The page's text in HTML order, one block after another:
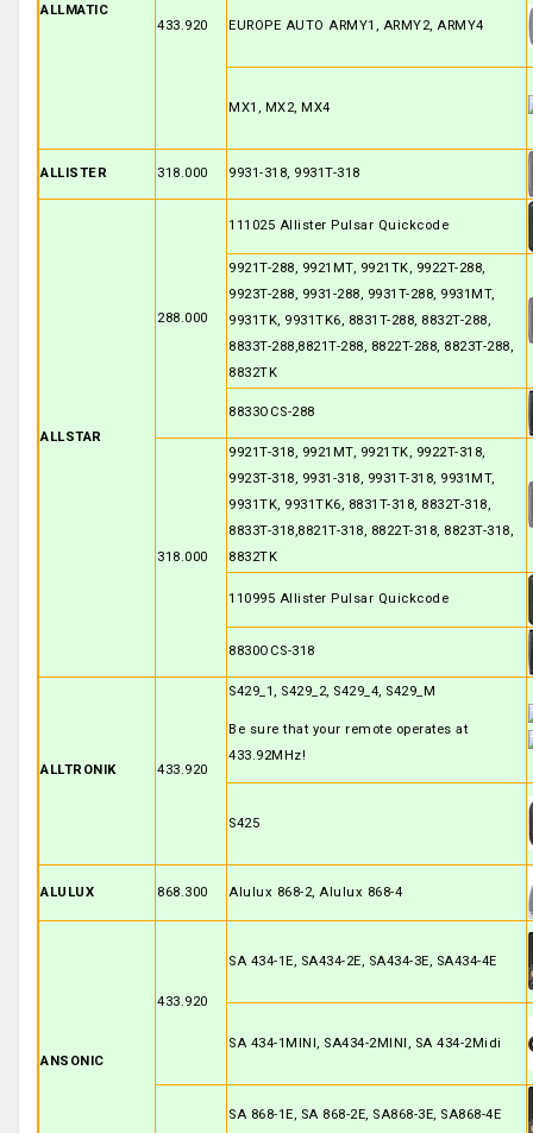
ALLMATIC
433.920 EUROPE AUTO ARMY1, ARMY2, ARMY4
MX1, MX2, MX4
ALLISTER 318.000 9931-318, 9931T-318
ALLSTAR
288.000
111025 Allister Pulsar Quickcode
9921T-288, 9921MT, 9921TK, 9922T-288,
9923T-288, 9931-288, 9931T-288, 9931MT,
9931TK, 9931TK6, 8831T-288, 8832T-288,
8833T-288,8821T-288, 8822T-288, 8823T-288,
8832TK
8833OCS-288
318.000
9921T-318, 9921MT, 9921TK, 9922T-318,
9923T-318, 9931-318, 9931T-318, 9931MT,
9931TK, 9931TK6, 8831T-318, 8832T-318,
8833T-318,8821T-318, 8822T-318, 8823T-318,
8832TK
110995 Allister Pulsar Quickcode
8830OCS-318
ALLTRONIK 433.920
S429_1, S429_2, S429_4, S429_M
Be sure that your remote operates at
433.92MHz!
S425
ALULUX 868.300 Alulux 868-2, Alulux 868-4
ANSONIC
433.920
SA 434-1E, SA434-2E, SA434-3E, SA434-4E
SA 434-1MINI, SA434-2MINI, SA 434-2Midi
SA 868-1E, SA 868-2E, SA868-3E, SA868-4E